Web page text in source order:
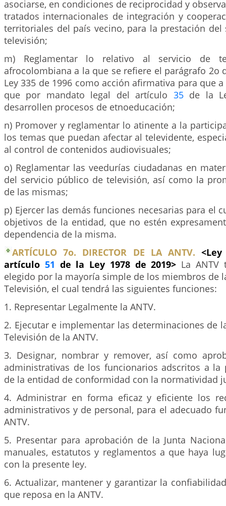
asociarse, en condiciones de reciprocidad y
tratados internacionales de integración y
territoriales del país vecino, para la prestación
televisión;
m) Reglamentar lo relativo al servicio de
afrocolombiana a la que se refiere el parágrafo 2o
Ley 335 de 1996 como acción afirmativa para que
que por mandato legal del artículo 35de la
desarrollen procesos de etnoeducación;
n) Promover y reglamentar lo atinente a la
los temas que puedan afectar al televidente,
al control de contenidos audiovisuales;
o) Reglamentar las veedurías ciudadanas en
del servicio público de televisión, así como la
de las mismas;
p) Ejercer las demás funciones necesarias para el
objetivos de la entidad, que no estén
dependencia de la misma.
ARTÍCULO 7o. DIRECTOR DE LA ANTV.
artículo 51 de la Ley 1978 de 2019> La ANTV
elegido por la mayoría simple de los miembros de
Televisión, el cual tendrá las siguientes funciones:
1. Representar Legalmente la ANTV.
2. Ejecutar e implementar las determinaciones de
Televisión de la ANTV.
3. Designar, nombrar y remover, así como
administrativas de los funcionarios adscritos a la
de la entidad de conformidad con la normatividad
4. Administrar en forma eficaz y eficiente los
administrativos y de personal, para el adecuado
ANTV.
5. Presentar para aprobación de la Junta
manuales, estatutos y reglamentos a que haya
con la presente ley.
6. Actualizar, mantener y garantizar la
que reposa en la ANTV.